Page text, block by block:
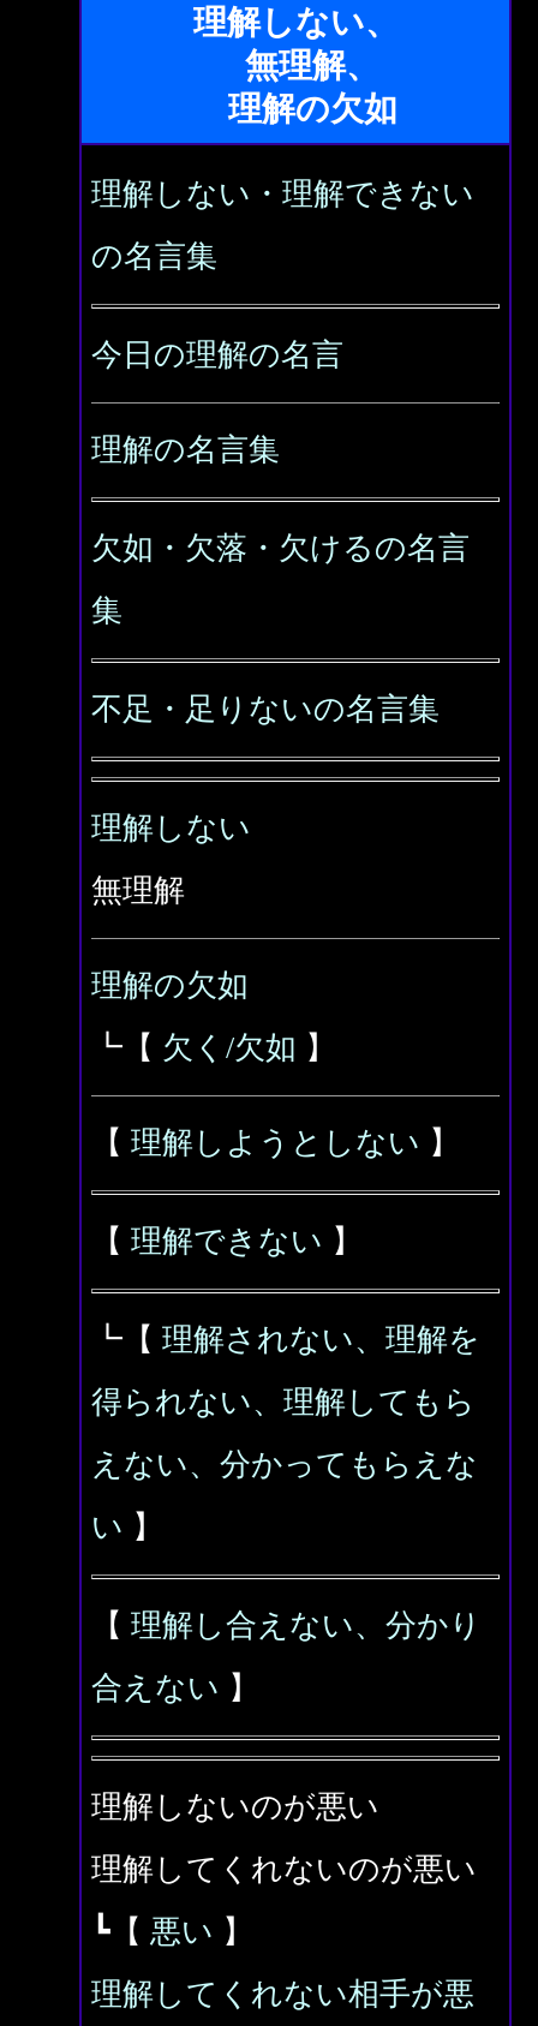
理解しない、
無理解、
理解の欠如
理解しない・理解できない
の名言集
今日の理解の名言
理解の名言集
欠如・欠落・欠けるの名言
集
不足・足りないの名言集
理解しない
無理解
理解の欠如
┗【 欠く/欠如 】
【 理解しようとしない 】
【 理解できない 】
┗【 理解されない、理解を
得られない、理解してもら
えない、分かってもらえな
い 】
【 理解し合えない、分かり
合えない 】
理解しないのが悪い
理解してくれないのが悪い
┗【 悪い 】
理解してくれない相手が悪